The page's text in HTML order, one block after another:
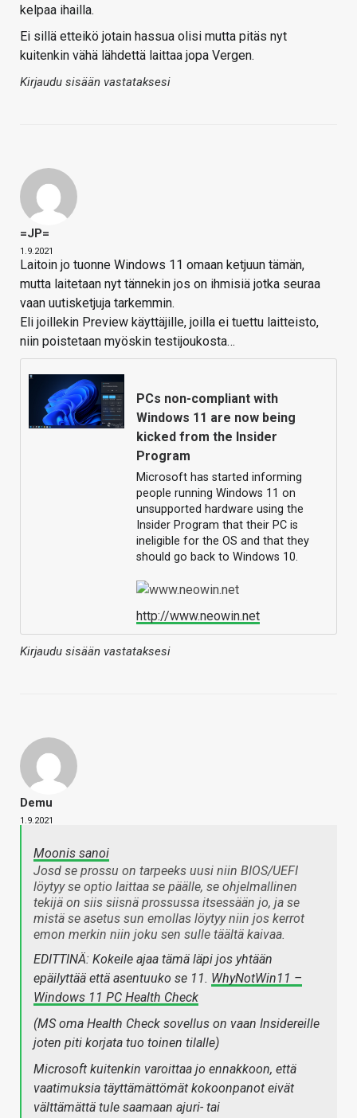
kelpaa ihailla.
Ei sillä etteikö jotain hassua olisi mutta pitäs nyt
kuitenkin vähä lähdettä laittaa jopa Vergen.
Kirjaudu sisään vastataksesi
=JP=
1.9.2021
Laitoin jo tuonne Windows 11 omaan ketjuun tämän,
mutta laitetaan nyt tännekin jos on ihmisiä jotka seuraa
vaan uutisketjuja tarkemmin.
Eli joillekin Preview käyttäjille, joilla ei tuettu laitteisto,
niin poistetaan myöskin testijoukosta…
PCs non-compliant with
Windows 11 are now being
kicked from the Insider
Program
Microsoft has started informing
people running Windows 11 on
unsupported hardware using the
Insider Program that their PC is
ineligible for the OS and that they
should go back to Windows 10.
http://www.neowin.net
Kirjaudu sisään vastataksesi
Demu
1.9.2021
Moonis sanoi
Josd se prossu on tarpeeks uusi niin BIOS/UEFI
löytyy se optio laittaa se päälle, se ohjelmallinen
tekijä on siis siisnä prossussa itsessään jo, ja se
mistä se asetus sun emollas löytyy niin jos kerrot
emon merkin niin joku sen sulle täältä kaivaa.
EDITTINÄ: Kokeile ajaa tämä läpi jos yhtään
epäilyttää että asentuuko se 11. WhyNotWin11 –
Windows 11 PC Health Check
(MS oma Health Check sovellus on vaan Insidereille
joten piti korjata tuo toinen tilalle)
Microsoft kuitenkin varoittaa jo ennakkoon, että
vaatimuksia täyttämättömät kokoonpanot eivät
välttämättä tule saamaan ajuri- tai